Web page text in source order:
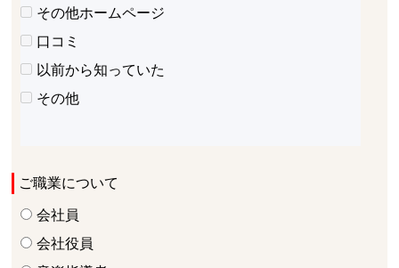
その他ホームページ
口コミ
以前から知っていた
その他
ご職業について
会社員
会社役員